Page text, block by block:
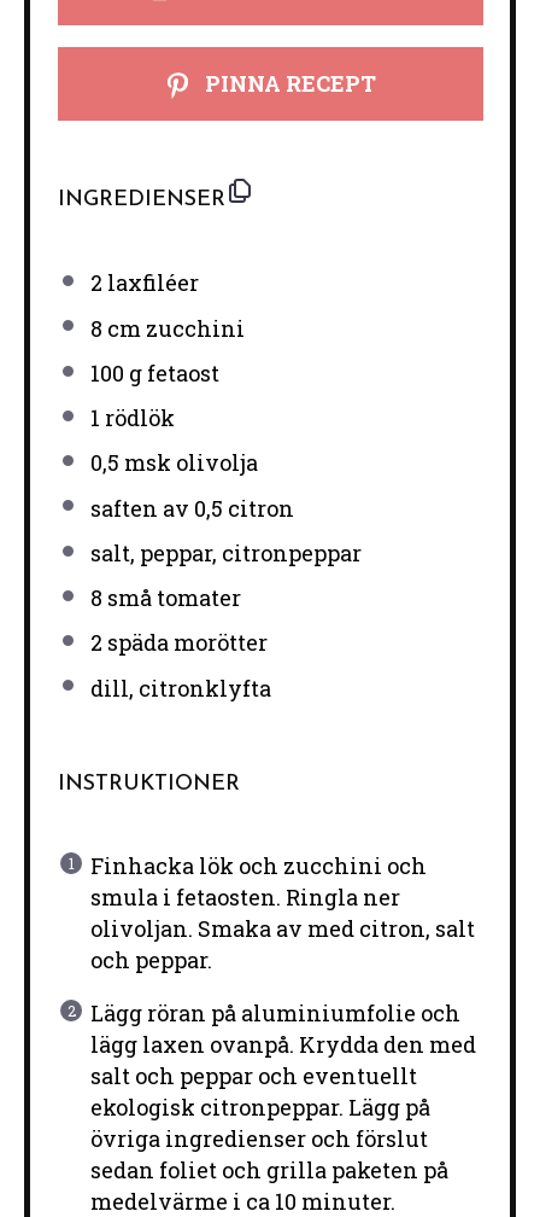
PINNA RECEPT
INGREDIENSER
2 laxfiléer
8 cm zucchini
100 gfetaost
1 rödlök
0,5 msk olivolja
saften av 0,5 citron
salt, peppar, citronpeppar
8 små tomater
2 späda morötter
dill, citronklyfta
INSTRUKTIONER
Finhacka lök och zucchini och
smula i fetaosten. Ringla ner
olivoljan. Smaka av med citron, salt
och peppar.
Lägg röran på aluminiumfolie och
lägg laxen ovanpå. Krydda den med
salt och peppar och eventuellt
ekologisk citronpeppar. Lägg på
övriga ingredienser och förslut
sedan foliet och grilla paketen på
medelvärme i ca 10 minuter.